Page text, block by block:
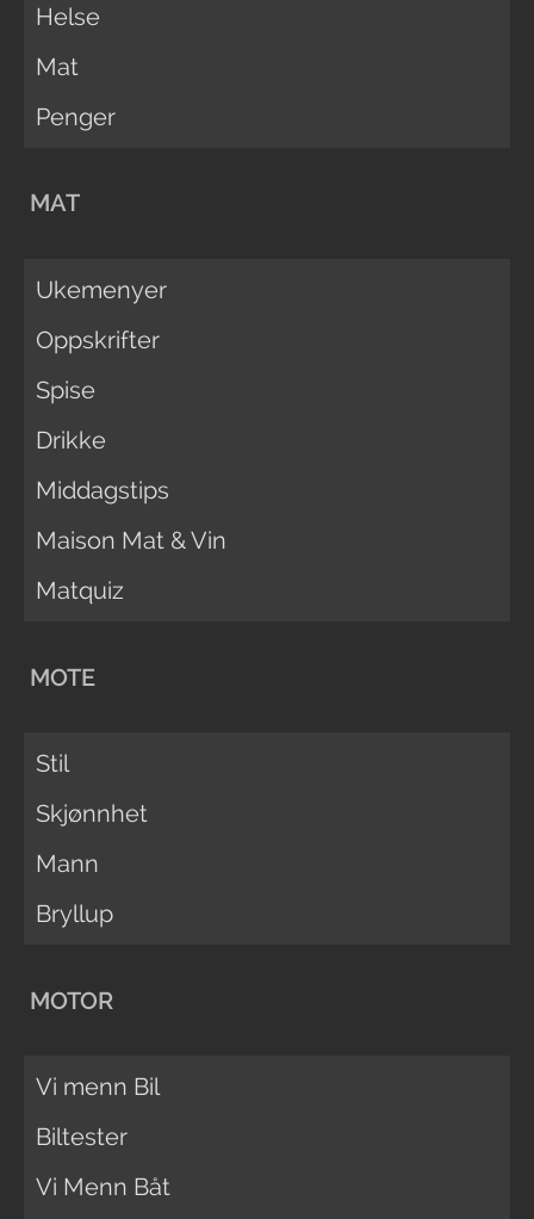
Helse
Mat
Penger
MAT
Ukemenyer
Oppskrifter
Spise
Drikke
Middagstips
Maison Mat & Vin
Matquiz
MOTE
Stil
Skjønnhet
Mann
Bryllup
MOTOR
Vi menn Bil
Biltester
Vi Menn Båt